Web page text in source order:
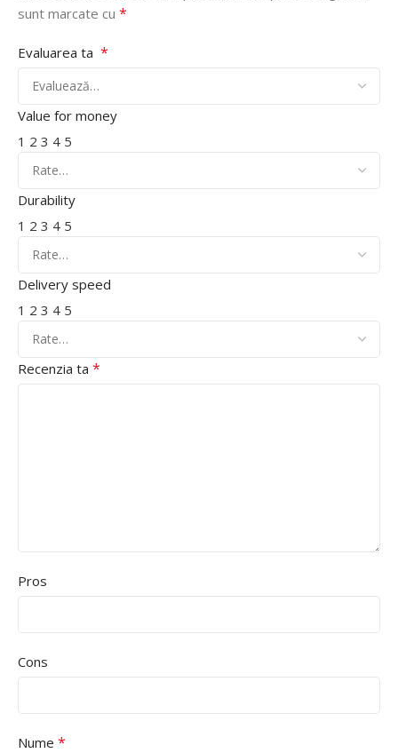
sunt marcate cu *
Evaluarea ta *
Value for money
1 2 3 4 5
Durability
1 2 3 4 5
Delivery speed
1 2 3 4 5
Recenzia ta *
Pros
Cons
Nume *